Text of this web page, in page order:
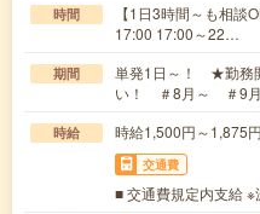
時間
【1日3時間～も相談
17:00 17:00～22…
期間
単発1日～！ ★勤務
い！ ＃8月～ ＃9
時給 時給1,500円～1,875円
交通費
■ 交通費規定内支給 ※